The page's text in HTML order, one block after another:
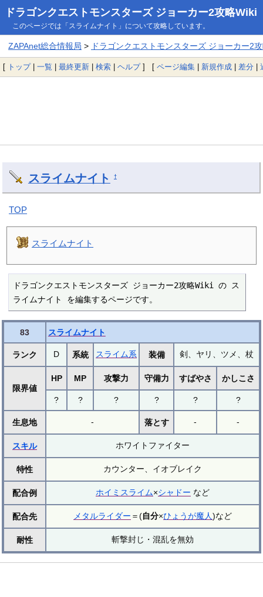
ドラゴンクエストモンスターズ ジョーカー2攻略Wiki
このページでは「スライムナイト」について攻略しています。
ZAPAnet総合情報局 > ドラゴンクエストモンスターズ ジョーカー2
[ トップ| 一覧 | 最終更新 | 検索 | ヘルプ] [ ページ編集 | 新規作成 | 差分 |
スライムナイト †
TOP
スライムナイト
ドラゴンクエストモンスターズ ジョーカー2攻略Wiki の ス
ライムナイト を編集するページです。
83 スライムナイト
ランク D 系統 スライム系 装備 剣、ヤリ、ツメ、杖
限界値
HP MP 攻撃力 守備力 すばやさ かしこさ
? ? ? ? ? ?
生息地 - 落とす - -
スキル ホワイトファイター
特性 カウンター、イオブレイク
配合例 ホイミスライム×シャドー など
配合先 メタルライダー ＝(自分×ひょうが魔人)など
耐性 斬撃封じ・混乱を無効